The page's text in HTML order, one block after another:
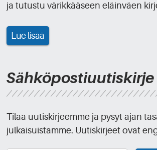
ja tutustu värikkääseen eläinväen
Lue lisää
Sähköpostiuutiskirje
Tilaa uutiskirjeemme ja pysyt ajan
julkaisuistamme. Uutiskirjeet ovat